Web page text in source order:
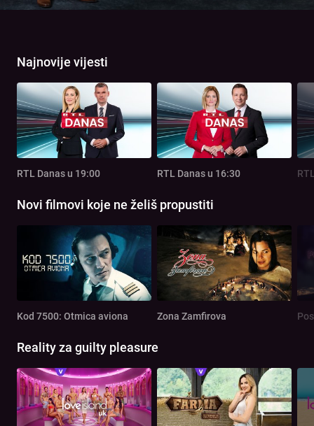
Najnovije vijesti
RTL Danas u 19:00 RTL Danas u 16:30
Novi filmovi koje ne želiš propustiti
Kod 7500: Otmica aviona Zona Zamfirova
Reality za guilty pleasure